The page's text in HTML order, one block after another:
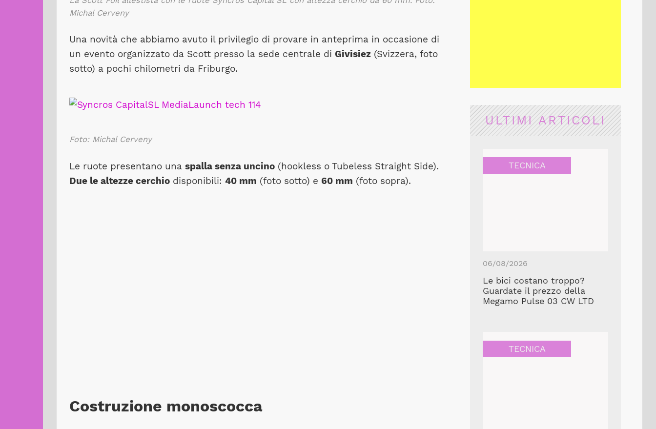
Michal Cerveny
Una novità che abbiamo avuto il privilegio di provare in anteprima in occasione di
un evento organizzato da Scott presso la sede centrale di Givisiez (Svizzera, foto
sotto) a pochi chilometri da Friburgo.
Foto: Michal Cerveny
Le ruote presentano una spalla senza uncino (hookless o Tubeless Straight Side).
Due le altezze cerchio disponibili: 40 mm (foto sotto) e 60 mm (foto sopra).
Costruzione monoscocca
ULTIMI ARTICOLI
TECNICA
06/08/2026
Le bici costano troppo?
Guardate il prezzo della
Megamo Pulse 03 CW LTD
TECNICA